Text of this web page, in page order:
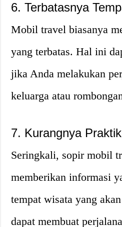
6. Terbatasnya
Mobil travel biasanya
yang terbatas. Hal ini
jika Anda melakukan
keluarga atau
7. Kurangnya
Seringkali, sopir mobil
memberikan informasi
tempat wisata yang
dapat membuat